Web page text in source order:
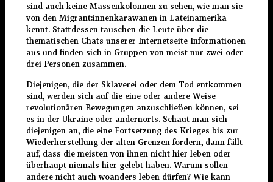
sind auch keine Massenkolonnen zu sehen, wie man sie
von den Migrant:innenkarawanen in Lateinamerika
kennt. Stattdessen tauschen die Leute über die
thematischen Chats unserer Internetseite Informationen
aus und finden sich in Gruppen von meist nur zwei oder
drei Personen zusammen.
Diejenigen, die der Sklaverei oder dem Tod entkommen
sind, werden sich auf die eine oder andere Weise
revolutionären Bewegungen anzuschließen können, sei
es in der Ukraine oder andernorts. Schaut man sich
diejenigen an, die eine Fortsetzung des Krieges bis zur
Wiederherstellung der alten Grenzen fordern, dann fällt
auf, dass die meisten von ihnen nicht hier leben oder
überhaupt niemals hier gelebt haben. Warum sollen
andere nicht auch woanders leben dürfen? Wie kann